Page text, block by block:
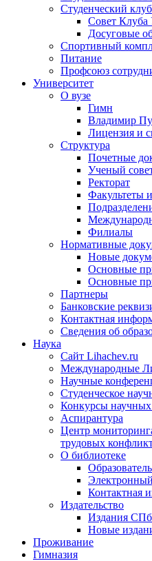
Студенческий клуб
Совет Клуба
Досуговые
Спортивный
Питание
Профсоюз
Университет
О вузе
Гимн
Владимир
Лицензия и
Структура
Почетные
Ученый
Ректорат
Факультеты
Филиалы
Нормативные
Новые
Основные
Основные
Партнеры
Банковские
Контактная
Сведения об
Наука
Сайт Lihachev.ru
Международные
Научные
Студенческое
Конкурсы научных
Аспирантура
Центр
трудовых
О библиотеке
Контактная
Издательство
Издания
Новые
Проживание
Гимназия